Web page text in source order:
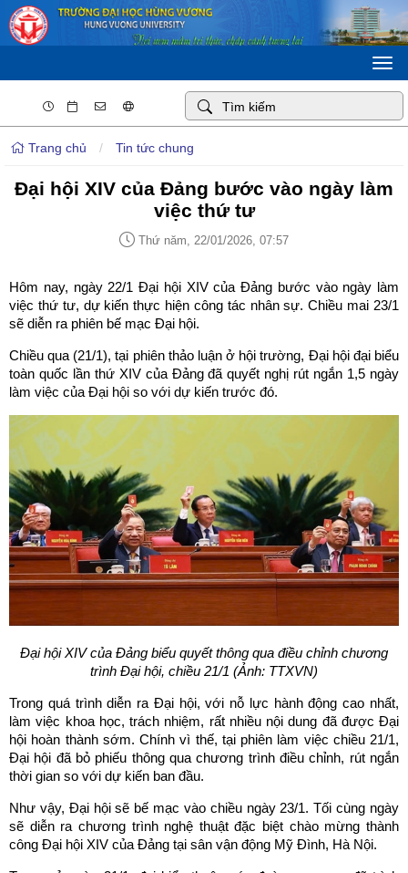
Trang chủ / Tin tức chung
Đại hội XIV của Đảng bước vào ngày làm
việc thứ tư
Thứ năm, 22/01/2026, 07:57
Hôm nay, ngày 22/1 Đại hội XIV của Đảng bước vào ngày làm
việc thứ tư, dự kiến thực hiện công tác nhân sự. Chiều mai 23/1
sẽ diễn ra phiên bế mạc Đại hội.
Chiều qua (21/1), tại phiên thảo luận ở hội trường, Đại hội đại biểu
toàn quốc lần thứ XIV của Đảng đã quyết nghị rút ngắn 1,5 ngày
làm việc của Đại hội so với dự kiến trước đó.
Đại hội XIV của Đảng biểu quyết thông qua điều chỉnh chương
trình Đại hội, chiều 21/1 (Ảnh: TTXVN)
Trong quá trình diễn ra Đại hội, với nỗ lực hành động cao nhất,
làm việc khoa học, trách nhiệm, rất nhiều nội dung đã được Đại
hội hoàn thành sớm. Chính vì thế, tại phiên làm việc chiều 21/1,
Đại hội đã bỏ phiếu thông qua chương trình điều chỉnh, rút ngắn
thời gian so với dự kiến ban đầu.
Như vậy, Đại hội sẽ bế mạc vào chiều ngày 23/1. Tối cùng ngày
sẽ diễn ra chương trình nghệ thuật đặc biệt chào mừng thành
công Đại hội XIV của Đảng tại sân vận động Mỹ Đình, Hà Nội.